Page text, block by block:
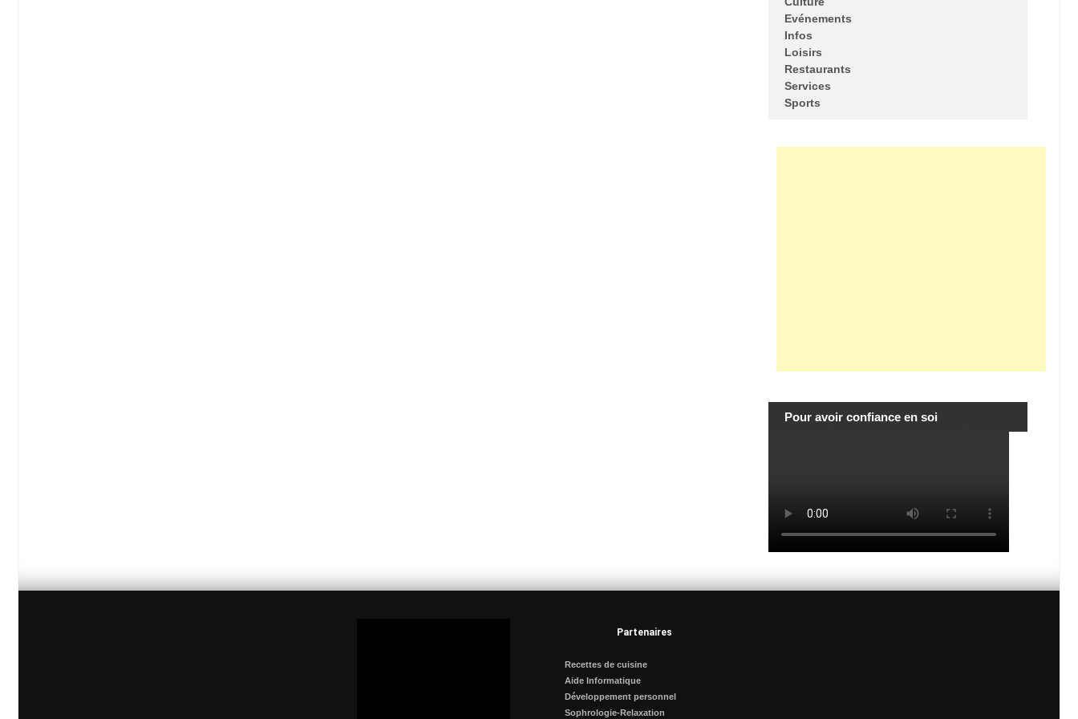
Evénements
Infos
Loisirs
Restaurants
Services
Sports
Pour avoir confiance en soi
Partenaires
Recettes de cuisine
Aide Informatique
Développement personnel
Sophrologie-Relaxation